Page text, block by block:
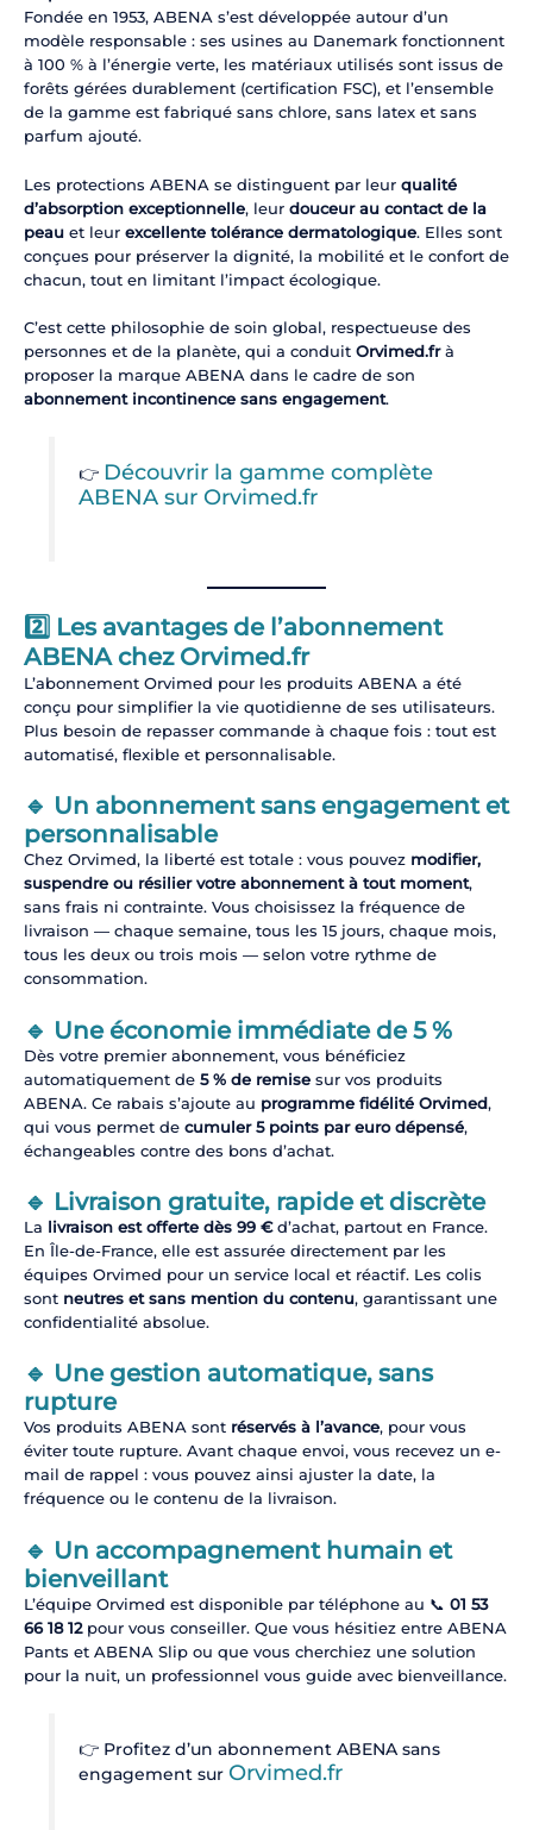
Fondée en 1953, ABENA s’est développée autour d’un
modèle responsable : ses usines au Danemark fonctionnent
à 100 % à l’énergie verte, les matériaux utilisés sont issus de
forêts gérées durablement (certification FSC), et l’ensemble
de la gamme est fabriqué sans chlore, sans latex et sans
parfum ajouté.
Les protections ABENA se distinguent par leur qualité
d’absorption exceptionnelle, leur douceur au contact de la
peauet leur excellente tolérance dermatologique. Elles sont
conçues pour préserver la dignité, la mobilité et le confort de
chacun, tout en limitant l’impact écologique.
C’est cette philosophie de soin global, respectueuse des
personnes et de la planète, qui a conduit Orvimed.frà
proposer la marque ABENA dans le cadre de son
abonnement incontinence sans engagement.
👉 Découvrir la gamme complète
ABENA sur Orvimed.fr
2️⃣ Les avantages de l’abonnement
ABENA chez Orvimed.fr
L’abonnement Orvimed pour les produits ABENA a été
conçu pour simplifier la vie quotidienne de ses utilisateurs.
Plus besoin de repasser commande à chaque fois : tout est
automatisé, flexible et personnalisable.
🔹 Un abonnement sans engagement et
personnalisable
Chez Orvimed, la liberté est totale : vous pouvez modifier,
suspendre ou résilier votre abonnement à tout moment,
sans frais ni contrainte. Vous choisissez la fréquence de
livraison — chaque semaine, tous les 15 jours, chaque mois,
tous les deux ou trois mois — selon votre rythme de
consommation.
🔹 Une économie immédiate de 5 %
Dès votre premier abonnement, vous bénéficiez
automatiquement de 5 % de remisesur vos produits
ABENA. Ce rabais s’ajoute au programme fidélité Orvimed,
qui vous permet de cumuler 5 points par euro dépensé,
échangeables contre des bons d’achat.
🔹 Livraison gratuite, rapide et discrète
La livraison est offerte dès 99 €d’achat, partout en France.
En Île-de-France, elle est assurée directement par les
équipes Orvimed pour un service local et réactif. Les colis
sont neutres et sans mention du contenu, garantissant une
confidentialité absolue.
🔹 Une gestion automatique, sans
rupture
Vos produits ABENA sont réservés à l’avance, pour vous
éviter toute rupture. Avant chaque envoi, vous recevez un e-
mail de rappel : vous pouvez ainsi ajuster la date, la
fréquence ou le contenu de la livraison.
🔹 Un accompagnement humain et
bienveillant
L’équipe Orvimed est disponible par téléphone au 📞 01 53
66 18 12pour vous conseiller. Que vous hésitiez entre ABENA
Pants et ABENA Slip ou que vous cherchiez une solution
pour la nuit, un professionnel vous guide avec bienveillance.
👉 Profitez d’un abonnement ABENA sans
engagement sur Orvimed.fr